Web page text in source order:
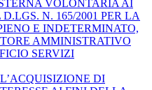
VOLONTARIA AI
N. 165/2001 PER LA
E INDETERMINATO,
AMMINISTRATIVO
SERVIZI
DI